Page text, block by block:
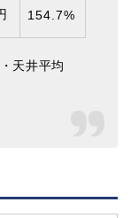
154.7%
天井平均